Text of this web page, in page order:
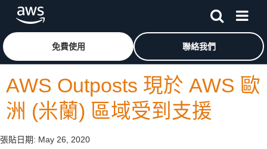
跳至主要內容按一下這裡可返回 Amazon Web Services 首頁
免費使用 聯絡我們
AWS Outposts 現於 AWS 歐
洲 (米蘭) 區域受到支援
張貼日期: May 26, 2020